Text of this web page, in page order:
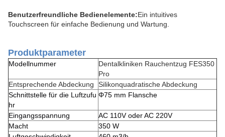
Benutzerfreundliche Bedienelemente:Ein intuitives
Touchscreen für einfache Bedienung und Wartung.
Produktparameter
Modellnummer
Dentalkliniken Rauchentzug FES350
Pro
Entsprechende Abdeckung
Silikonquadratische Abdeckung
Schnittstelle für die Luftzufu
hr
Φ75 mm Flansche
Eingangsspannung
AC 110V oder AC 220V
Macht
350 W